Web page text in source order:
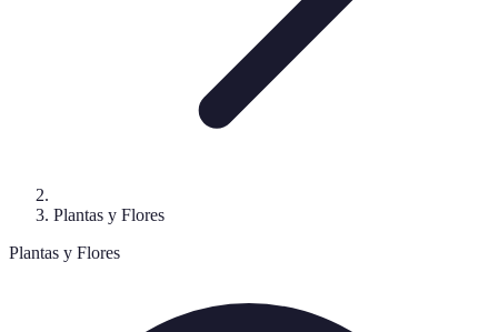
Plantas y Flores
Plantas y Flores